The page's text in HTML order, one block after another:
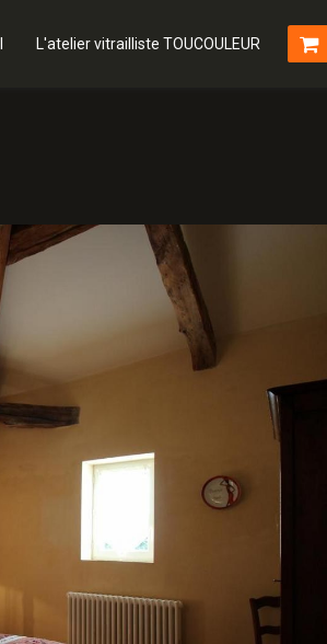
L'atelier vitrailliste TOUCOULEUR